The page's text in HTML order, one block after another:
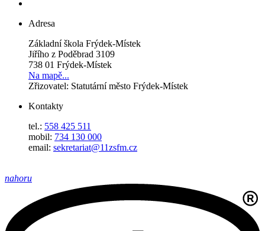
Adresa
Základní škola Frýdek-Místek
Jiřího z Poděbrad 3109
738 01 Frýdek-Místek
Na mapě...
Zřizovatel: Statutární město Frýdek-Místek
Kontakty
tel.: 558 425 511
mobil: 734 130 000
email: sekretariat@11zsfm.cz
nahoru